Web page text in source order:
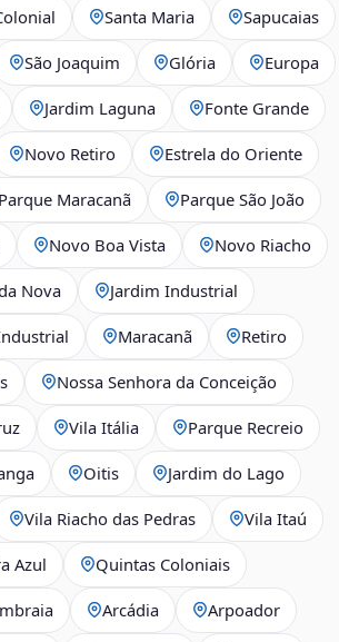
Santa Maria Sapucaias
São Joaquim Glória Europa
Jardim Laguna Fonte Grande
Novo Retiro Estrela do Oriente
Parque Maracanã Parque São João
Novo Boa Vista Novo Riacho
Nova Jardim Industrial
Maracanã Retiro
Nossa Senhora da Conceição
Vila Itália Parque Recreio
Oitis Jardim do Lago
Vila Riacho das Pedras Vila Itaú
Azul Quintas Coloniais
Arcádia Arpoador